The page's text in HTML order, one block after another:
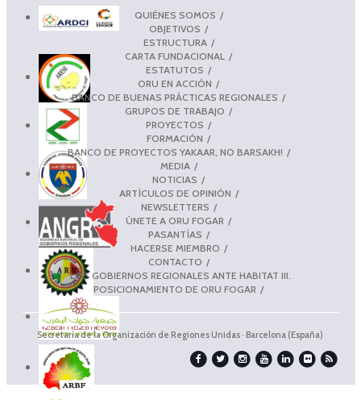
QUIÉNES SOMOS
OBJETIVOS
ESTRUCTURA
CARTA FUNDACIONAL
ESTATUTOS
ORU EN ACCIÓN
BANCO DE BUENAS PRÁCTICAS REGIONALES
GRUPOS DE TRABAJO
PROYECTOS
FORMACIÓN
BANCO DE PROYECTOS YAKAAR, NO BARSAKH!
MEDIA
NOTICIAS
ARTÍCULOS DE OPINIÓN
NEWSLETTERS
ÚNETE A ORU FOGAR
PASANTÍAS
HACERSE MIEMBRO
CONTACTO
LOS GOBIERNOS REGIONALES ANTE HABITAT III.
POSICIONAMIENTO DE ORU FOGAR
Secretaría de la Organización de Regiones Unidas · Barcelona (España)